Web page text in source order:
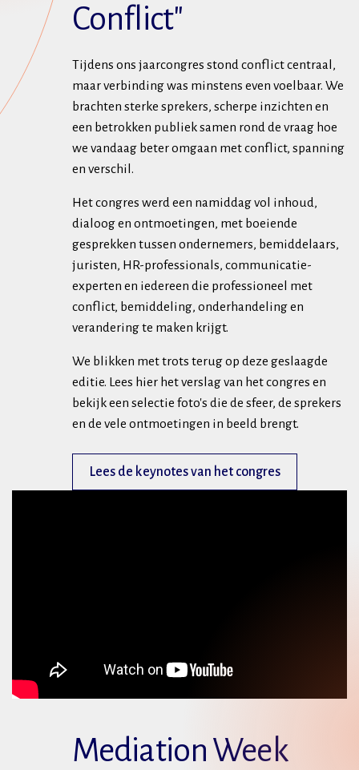
Conflict"
Tijdens ons jaarcongres stond conflict centraal,
maar verbinding was minstens even voelbaar. We
brachten sterke sprekers, scherpe inzichten en
een betrokken publiek samen rond de vraag hoe
we vandaag beter omgaan met conflict, spanning
en verschil.
Het congres werd een namiddag vol inhoud,
dialoog en ontmoetingen, met boeiende
gesprekken tussen ondernemers, bemiddelaars,
juristen, HR-professionals, communicatie-
experten en iedereen die professioneel met
conflict, bemiddeling, onderhandeling en
verandering te maken krijgt.
We blikken met trots terug op deze geslaagde
editie. Lees hier het verslag van het congres en
bekijk een selectie foto's die de sfeer, de sprekers
en de vele ontmoetingen in beeld brengt.
Lees de keynotes van het congres
Mediation Week